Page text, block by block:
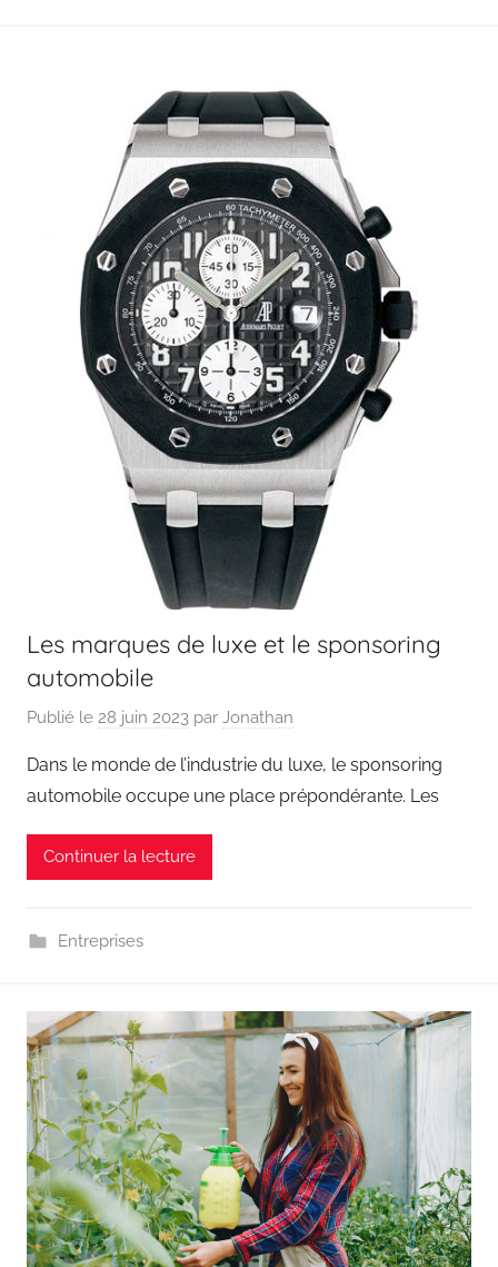
Les marques de luxe et le sponsoring
automobile
Publié le 28 juin 2023 par Jonathan
Dans le monde de l’industrie du luxe, le sponsoring
automobile occupe une place prépondérante. Les
Continuer la lecture
Entreprises